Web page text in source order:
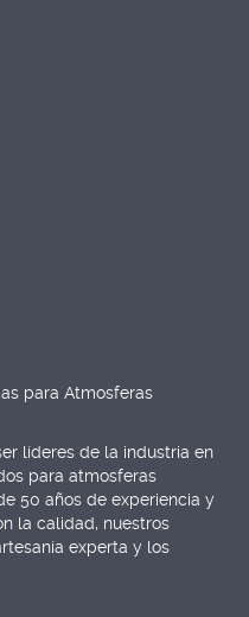
para Atmosferas
líderes de la industria en
para atmosferas
50 años de experiencia y
la calidad, nuestros
experta y los